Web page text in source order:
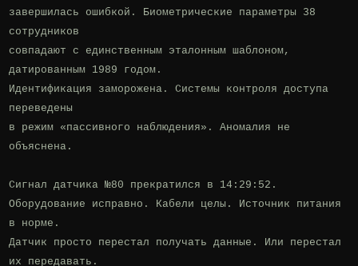
завершилась ошибкой. Биометрические параметры 38
сотрудников
совпадают с единственным эталонным шаблоном,
датированным 1989 годом.
Идентификация заморожена. Системы контроля доступа
переведены
в режим «пассивного наблюдения». Аномалия не
объяснена.
Сигнал датчика №80 прекратился в 14:29:52.
Оборудование исправно. Кабели целы. Источник питания
в норме.
Датчик просто перестал получать данные. Или перестал
их передавать.